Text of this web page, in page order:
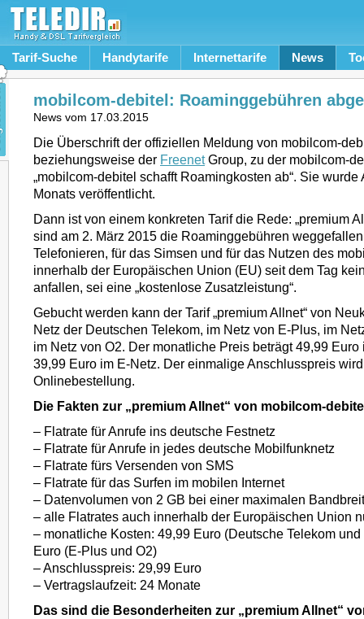
Tarif-Suche Handytarife Internettarife News
mobilcom-debitel: Roaminggebühren
News vom 17.03.2015
Die Überschrift der offiziellen Meldung von mobilcom-
beziehungsweise der FreenetGroup, zu der mobilcom-
„mobilcom-debitel schafft Roamingkosten ab“. Sie wurde
Monats veröffentlicht.
Dann ist von einem konkreten Tarif die Rede: „premium
sind am 2. März 2015 die Roaminggebühren
Telefonieren, für das Simsen und für das Nutzen des
innerhalb der Europäischen Union (EU) seit dem Tag
anfallen, sei eine „kostenlose Zusatzleistung“.
Gebucht werden kann der Tarif „premium Allnet“ von
Netz der Deutschen Telekom, im Netz von E-Plus, im
im Netz von O2. Der monatliche Preis beträgt 49,99 Euro
39,99 Euro im E-Netz. Der einmalige Anschlusspreis
Onlinebestellung.
Die Fakten zur „premium Allnet“ von mobilcom-
– Flatrate für Anrufe ins deutsche Festnetz
– Flatrate für Anrufe in jedes deutsche Mobilfunknetz
– Flatrate fürs Versenden von SMS
– Flatrate für das Surfen im mobilen Internet
– Datenvolumen von 2 GB bei einer maximalen
– alle Flatrates auch innerhalb der Europäischen Union
– monatliche Kosten: 49,99 Euro (Deutsche Telekom
Euro (E-Plus und O2)
– Anschlusspreis: 29,99 Euro
– Vertragslaufzeit: 24 Monate
Das sind die Besonderheiten zur „premium Allnet“